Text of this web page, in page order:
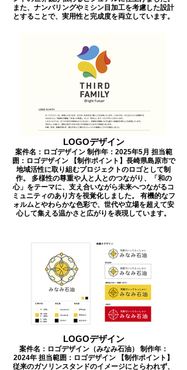
また、ナンバリングやミシン目加工を考慮した設計
とすることで、実用性と完成度を両立しています。
LOGOデザイン
案件名：ロゴデザイン 制作年：2025年5月 担当範
囲：ロゴデザイン 【制作ポイント】長崎県島原市で
地域活性に取り組むプロジェクトのロゴとして制
作。 多様性の尊重や人と人とのつながり、「和の
心」をテーマに、支え合いながら未来へつながるコ
ミュニティのあり方を視覚化しました。 有機的なフ
ォルムとやわらかな色彩で、世代や立場を超えて安
心して集える温かさと広がりを表現しています。
LOGOデザイン
案件名：ロゴデザイン（みなみ石油） 制作年：
2024年 担当範囲：ロゴデザイン 【制作ポイント】
従来のガソリンスタンドのイメージにとらわれず、